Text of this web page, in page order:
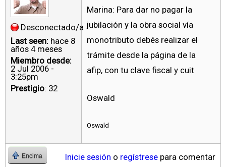
Desconectado/a
Last seen: hace 8
años 4 meses
Miembro desde:
2 Jul 2006 -
3:25pm
Prestigio: 32
Marina: Para dar no pagar la
jubilación y la obra social vía
monotributo debés realizar el
trámite desde la página de la
afip, con tu clave fiscal y cuit
Oswald
Oswald
Encima Inicie sesión o regístrese para comentar